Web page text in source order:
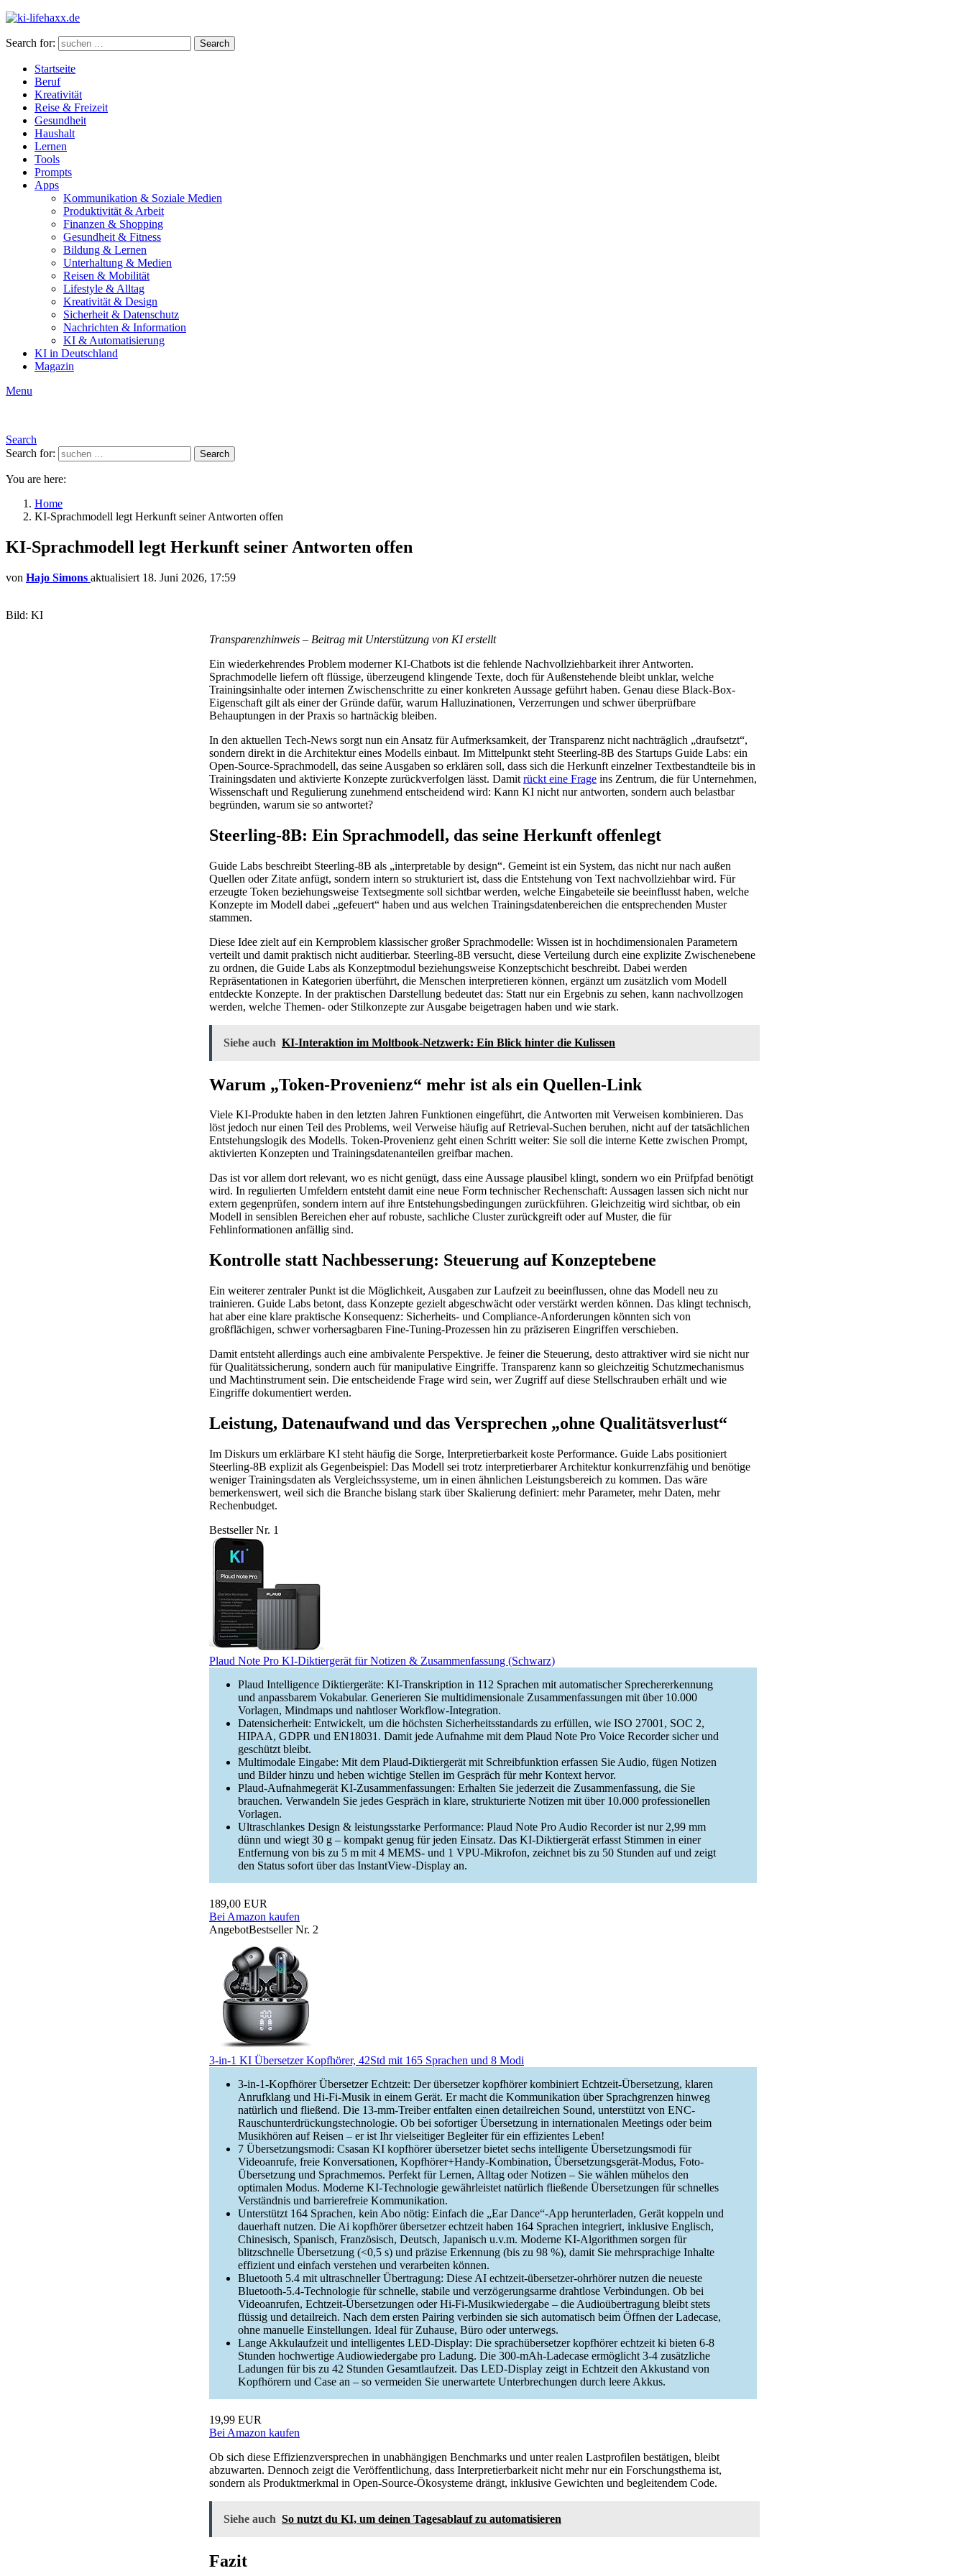
Search for: Search
Startseite
Beruf
Kreativität
Reise & Freizeit
Gesundheit
Haushalt
Lernen
Tools
Prompts
Apps
Kommunikation & Soziale Medien
Produktivität & Arbeit
Finanzen & Shopping
Gesundheit & Fitness
Bildung & Lernen
Unterhaltung & Medien
Reisen & Mobilität
Lifestyle & Alltag
Kreativität & Design
Sicherheit & Datenschutz
Nachrichten & Information
KI & Automatisierung
KI in Deutschland
Magazin
Menu
Search
Search for:
Search
You are here:
Home
KI-Sprachmodell legt Herkunft seiner Antworten offen
KI-Sprachmodell legt Herkunft seiner Antworten offen
von Hajo Simons aktualisiert 18. Juni 2026, 17:59
Bild: KI
Transparenzhinweis – Beitrag mit Unterstützung von KI erstellt
Ein wiederkehrendes Problem moderner KI-Chatbots ist die fehlende Nachvollziehbarkeit ihrer Antworten.
Sprachmodelle liefern oft flüssige, überzeugend klingende Texte, doch für Außenstehende bleibt unklar, welche
Trainingsinhalte oder internen Zwischenschritte zu einer konkreten Aussage geführt haben. Genau diese Black-Box-
Eigenschaft gilt als einer der Gründe dafür, warum Halluzinationen, Verzerrungen und schwer überprüfbare
Behauptungen in der Praxis so hartnäckig bleiben.
In den aktuellen Tech-News sorgt nun ein Ansatz für Aufmerksamkeit, der Transparenz nicht nachträglich „draufsetzt“,
sondern direkt in die Architektur eines Modells einbaut. Im Mittelpunkt steht Steerling-8B des Startups Guide Labs: ein
Open-Source-Sprachmodell, das seine Ausgaben so erklären soll, dass sich die Herkunft einzelner Textbestandteile bis in
Trainingsdaten und aktivierte Konzepte zurückverfolgen lässt. Damit rückt eine Frage ins Zentrum, die für Unternehmen,
Wissenschaft und Regulierung zunehmend entscheidend wird: Kann KI nicht nur antworten, sondern auch belastbar
begründen, warum sie so antwortet?
Steerling-8B: Ein Sprachmodell, das seine Herkunft offenlegt
Guide Labs beschreibt Steerling-8B als „interpretable by design“. Gemeint ist ein System, das nicht nur nach außen
Quellen oder Zitate anfügt, sondern intern so strukturiert ist, dass die Entstehung von Text nachvollziehbar wird. Für
erzeugte Token beziehungsweise Textsegmente soll sichtbar werden, welche Eingabeteile sie beeinflusst haben, welche
Konzepte im Modell dabei „gefeuert“ haben und aus welchen Trainingsdatenbereichen die entsprechenden Muster
stammen.
Diese Idee zielt auf ein Kernproblem klassischer großer Sprachmodelle: Wissen ist in hochdimensionalen Parametern
verteilt und damit praktisch nicht auditierbar. Steerling-8B versucht, diese Verteilung durch eine explizite Zwischenebene
zu ordnen, die Guide Labs als Konzeptmodul beziehungsweise Konzeptschicht beschreibt. Dabei werden
Repräsentationen in Kategorien überführt, die Menschen interpretieren können, ergänzt um zusätzlich vom Modell
entdeckte Konzepte. In der praktischen Darstellung bedeutet das: Statt nur ein Ergebnis zu sehen, kann nachvollzogen
werden, welche Themen- oder Stilkonzepte zur Ausgabe beigetragen haben und wie stark.
Siehe auch KI-Interaktion im Moltbook-Netzwerk: Ein Blick hinter die Kulissen
Warum „Token-Provenienz“ mehr ist als ein Quellen-Link
Viele KI-Produkte haben in den letzten Jahren Funktionen eingeführt, die Antworten mit Verweisen kombinieren. Das
löst jedoch nur einen Teil des Problems, weil Verweise häufig auf Retrieval-Suchen beruhen, nicht auf der tatsächlichen
Entstehungslogik des Modells. Token-Provenienz geht einen Schritt weiter: Sie soll die interne Kette zwischen Prompt,
aktivierten Konzepten und Trainingsdatenanteilen greifbar machen.
Das ist vor allem dort relevant, wo es nicht genügt, dass eine Aussage plausibel klingt, sondern wo ein Prüfpfad benötigt
wird. In regulierten Umfeldern entsteht damit eine neue Form technischer Rechenschaft: Aussagen lassen sich nicht nur
extern gegenprüfen, sondern intern auf ihre Entstehungsbedingungen zurückführen. Gleichzeitig wird sichtbar, ob ein
Modell in sensiblen Bereichen eher auf robuste, sachliche Cluster zurückgreift oder auf Muster, die für
Fehlinformationen anfällig sind.
Kontrolle statt Nachbesserung: Steuerung auf Konzeptebene
Ein weiterer zentraler Punkt ist die Möglichkeit, Ausgaben zur Laufzeit zu beeinflussen, ohne das Modell neu zu
trainieren. Guide Labs betont, dass Konzepte gezielt abgeschwächt oder verstärkt werden können. Das klingt technisch,
hat aber eine klare praktische Konsequenz: Sicherheits- und Compliance-Anforderungen könnten sich von
großflächigen, schwer vorhersagbaren Fine-Tuning-Prozessen hin zu präziseren Eingriffen verschieben.
Damit entsteht allerdings auch eine ambivalente Perspektive. Je feiner die Steuerung, desto attraktiver wird sie nicht nur
für Qualitätssicherung, sondern auch für manipulative Eingriffe. Transparenz kann so gleichzeitig Schutzmechanismus
und Machtinstrument sein. Die entscheidende Frage wird sein, wer Zugriff auf diese Stellschrauben erhält und wie
Eingriffe dokumentiert werden.
Leistung, Datenaufwand und das Versprechen „ohne Qualitätsverlust“
Im Diskurs um erklärbare KI steht häufig die Sorge, Interpretierbarkeit koste Performance. Guide Labs positioniert
Steerling-8B explizit als Gegenbeispiel: Das Modell sei trotz interpretierbarer Architektur konkurrenzfähig und benötige
weniger Trainingsdaten als Vergleichssysteme, um in einen ähnlichen Leistungsbereich zu kommen. Das wäre
bemerkenswert, weil sich die Branche bislang stark über Skalierung definiert: mehr Parameter, mehr Daten, mehr
Rechenbudget.
Bestseller Nr. 1
Plaud Note Pro KI-Diktiergerät für Notizen & Zusammenfassung (Schwarz)
Plaud Intelligence Diktiergeräte: KI-Transkription in 112 Sprachen mit automatischer Sprechererkennung
und anpassbarem Vokabular. Generieren Sie multidimensionale Zusammenfassungen mit über 10.000
Vorlagen, Mindmaps und nahtloser Workflow-Integration.
Datensicherheit: Entwickelt, um die höchsten Sicherheitsstandards zu erfüllen, wie ISO 27001, SOC 2,
HIPAA, GDPR und EN18031. Damit jede Aufnahme mit dem Plaud Note Pro Voice Recorder sicher und
geschützt bleibt.
Multimodale Eingabe: Mit dem Plaud-Diktiergerät mit Schreibfunktion erfassen Sie Audio, fügen Notizen
und Bilder hinzu und heben wichtige Stellen im Gespräch für mehr Kontext hervor.
Plaud-Aufnahmegerät KI-Zusammenfassungen: Erhalten Sie jederzeit die Zusammenfassung, die Sie
brauchen. Verwandeln Sie jedes Gespräch in klare, strukturierte Notizen mit über 10.000 professionellen
Vorlagen.
Ultraschlankes Design & leistungsstarke Performance: Plaud Note Pro Audio Recorder ist nur 2,99 mm
dünn und wiegt 30 g – kompakt genug für jeden Einsatz. Das KI-Diktiergerät erfasst Stimmen in einer
Entfernung von bis zu 5 m mit 4 MEMS- und 1 VPU-Mikrofon, zeichnet bis zu 50 Stunden auf und zeigt
den Status sofort über das InstantView-Display an.
189,00 EUR
Bei Amazon kaufen
AngebotBestseller Nr. 2
3-in-1 KI Übersetzer Kopfhörer, 42Std mit 165 Sprachen und 8 Modi
3-in-1-Kopfhörer Übersetzer Echtzeit: Der übersetzer kopfhörer kombiniert Echtzeit-Übersetzung, klaren
Anrufklang und Hi-Fi-Musik in einem Gerät. Er macht die Kommunikation über Sprachgrenzen hinweg
natürlich und fließend. Die 13-mm-Treiber entfalten einen detailreichen Sound, unterstützt von ENC-
Rauschunterdrückungstechnologie. Ob bei sofortiger Übersetzung in internationalen Meetings oder beim
Musikhören auf Reisen – er ist Ihr vielseitiger Begleiter für ein effizientes Leben!
7 Übersetzungsmodi: Csasan KI kopfhörer übersetzer bietet sechs intelligente Übersetzungsmodi für
Videoanrufe, freie Konversationen, Kopfhörer+Handy-Kombination, Übersetzungsgerät-Modus, Foto-
Übersetzung und Sprachmemos. Perfekt für Lernen, Alltag oder Notizen – Sie wählen mühelos den
optimalen Modus. Moderne KI-Technologie gewährleistet natürlich fließende Übersetzungen für schnelles
Verständnis und barrierefreie Kommunikation.
Unterstützt 164 Sprachen, kein Abo nötig: Einfach die „Ear Dance“-App herunterladen, Gerät koppeln und
dauerhaft nutzen. Die Ai kopfhörer übersetzer echtzeit haben 164 Sprachen integriert, inklusive Englisch,
Chinesisch, Spanisch, Französisch, Deutsch, Japanisch u.v.m. Moderne KI-Algorithmen sorgen für
blitzschnelle Übersetzung (<0,5 s) und präzise Erkennung (bis zu 98 %), damit Sie mehrsprachige Inhalte
effizient und einfach verstehen und verarbeiten können.
Bluetooth 5.4 mit ultraschneller Übertragung: Diese AI echtzeit-übersetzer-ohrhörer nutzen die neueste
Bluetooth-5.4-Technologie für schnelle, stabile und verzögerungsarme drahtlose Verbindungen. Ob bei
Videoanrufen, Echtzeit-Übersetzungen oder Hi-Fi-Musikwiedergabe – die Audioübertragung bleibt stets
flüssig und detailreich. Nach dem ersten Pairing verbinden sie sich automatisch beim Öffnen der Ladecase,
ohne manuelle Einstellungen. Ideal für Zuhause, Büro oder unterwegs.
Lange Akkulaufzeit und intelligentes LED-Display: Die sprachübersetzer kopfhörer echtzeit ki bieten 6-8
Stunden hochwertige Audiowiedergabe pro Ladung. Die 300-mAh-Ladecase ermöglicht 3-4 zusätzliche
Ladungen für bis zu 42 Stunden Gesamtlaufzeit. Das LED-Display zeigt in Echtzeit den Akkustand von
Kopfhörern und Case an – so vermeiden Sie unerwartete Unterbrechungen durch leere Akkus.
19,99 EUR
Bei Amazon kaufen
Ob sich diese Effizienzversprechen in unabhängigen Benchmarks und unter realen Lastprofilen bestätigen, bleibt
abzuwarten. Dennoch zeigt die Veröffentlichung, dass Interpretierbarkeit nicht mehr nur ein Forschungsthema ist,
sondern als Produktmerkmal in Open-Source-Ökosysteme drängt, inklusive Gewichten und begleitendem Code.
Siehe auch So nutzt du KI, um deinen Tagesablauf zu automatisieren
Fazit